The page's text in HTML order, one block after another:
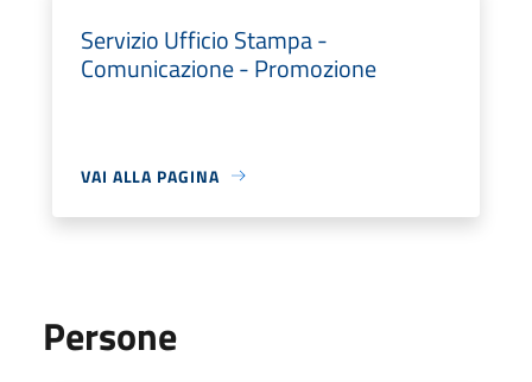
Servizio Ufficio Stampa -
Comunicazione - Promozione
VAI ALLA PAGINA
Persone